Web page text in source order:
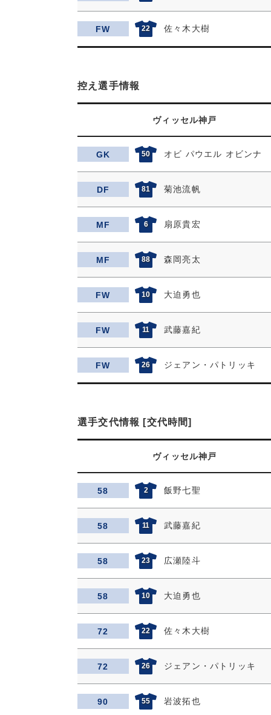
FW 22 佐々木大樹
控え選手情報
ヴィッセル神戸
GK 50 オビ パウエル オビンナ
DF 81 菊池流帆
MF 6 扇原貴宏
MF 88 森岡亮太
FW 10 大迫勇也
FW 11 武藤嘉紀
FW 26 ジェアン・パトリッキ
選手交代情報 [交代時間]
ヴィッセル神戸
58 2 飯野七聖
58 11 武藤嘉紀
58 23 広瀬陸斗
58 10 大迫勇也
72 22 佐々木大樹
72 26 ジェアン・パトリッキ
90 55 岩波拓也